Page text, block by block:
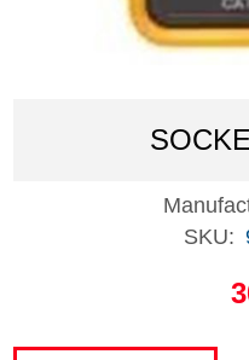
SKU: